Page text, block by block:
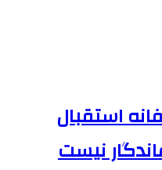
استقبال
نیست